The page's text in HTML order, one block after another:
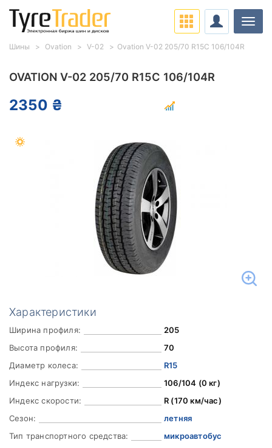
OVATION V-02 205/70 R15C 106/104R
2350 ₴
Характеристики
Ширина профиля:
205
Высота профиля:
70
Диаметр колеса:
R15
Индекс нагрузки:
106/104 (0 кг)
Индекс скорости:
R (170 км/час)
Сезон:
летняя
Тип транспортного средства:
микроавтобус
Шины Ovation V-02 Ovation V-02 205/70 R15C 106/104R